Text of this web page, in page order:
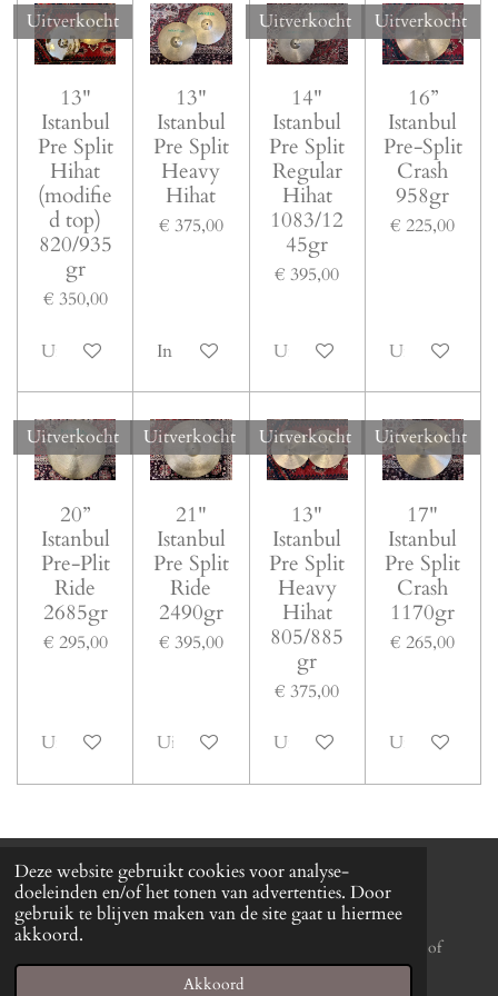
Deze website gebruikt cookies voor analyse-
doeleinden en/of het tonen van advertenties. Door
gebruik te blijven maken van de site gaat u hiermee
akkoord.
Akkoord
Uitverkocht
13"
Istanbul
Pre Split
Hihat
(modifie
d top)
820/935
gr
€ 350,00
Uitverkocht
13"
Istanbul
Pre Split
Heavy
Hihat
€ 375,00
In winkelwagen
Uitverkocht
14"
Istanbul
Pre Split
Regular
Hihat
1083/12
45gr
€ 395,00
Uitverkocht
Uitverkocht
16”
Istanbul
Pre-Split
Crash
958gr
€ 225,00
Uitverkocht
Uitverkocht
20”
Istanbul
Pre-Plit
Ride
2685gr
€ 295,00
Uitverkocht
Uitverkocht
21"
Istanbul
Pre Split
Ride
2490gr
€ 395,00
Uitverkocht
Uitverkocht
13"
Istanbul
Pre Split
Heavy
Hihat
805/885
gr
€ 375,00
Uitverkocht
Uitverkocht
17"
Istanbul
Pre Split
Crash
1170gr
€ 265,00
Uitverkocht
F
a
e
b
I
n
t
a
Y
o
T
W
h
t
*** Second-hand goods margin ruling applicable
on purchases of
vintage and pre-owned items within theEU zone.Shipping is